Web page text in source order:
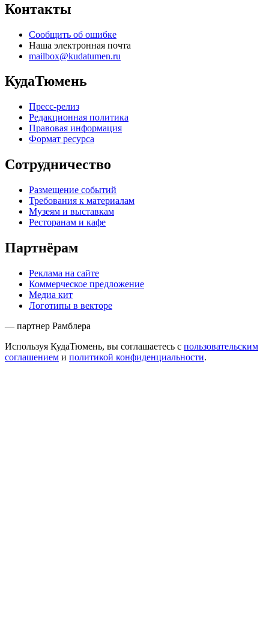
Контакты
Сообщить об ошибке
Наша электронная почта
mailbox@kudatumen.ru
КудаТюмень
Пресс-релиз
Редакционная политика
Правовая информация
Формат ресурса
Сотрудничество
Размещение событий
Требования к материалам
Музеям и выставкам
Ресторанам и кафе
Партнёрам
Реклама на сайте
Коммерческое предложение
Медиа кит
Логотипы в векторе
— партнер Рамблера
Используя КудаТюмень, вы соглашаетесь с пользовательским
соглашением и политикой конфиденциальности.